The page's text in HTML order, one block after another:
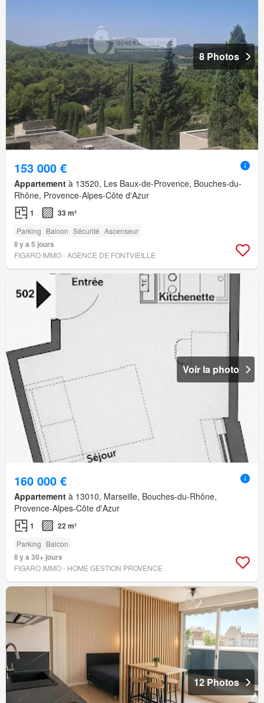
8 Photos
153 000 €
Appartement à 13520, Les Baux-de-Provence, Bouches-du-
Rhône, Provence-Alpes-Côte d'Azur
1 33 m²
Parking Balcon Sécurité Ascenseur
Il y a 5 jours
FIGARO IMMO - AGENCE DE FONTVIEILLE
Voir la photo
160 000 €
Appartement à 13010, Marseille, Bouches-du-Rhône,
Provence-Alpes-Côte d'Azur
1 22 m²
Parking Balcon
Il y a 30+ jours
FIGARO IMMO - HOME GESTION PROVENCE
12 Photos